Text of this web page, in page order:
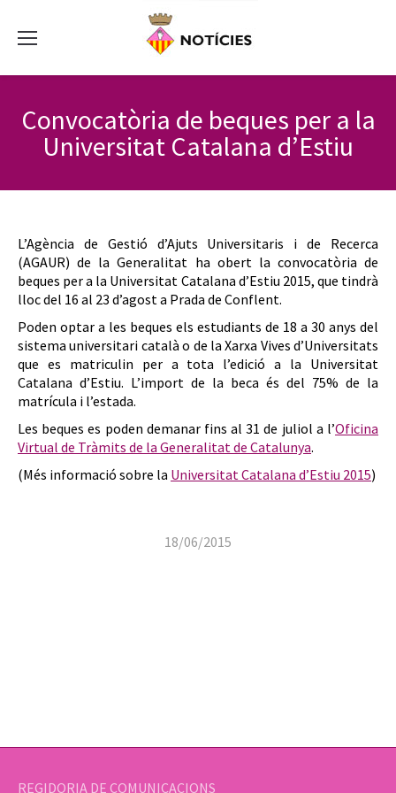
Convocatòria de beques per a la
Universitat Catalana d’Estiu
L’Agència de Gestió d’Ajuts Universitaris i de Recerca
(AGAUR) de la Generalitat ha obert la convocatòria de
beques per a la Universitat Catalana d’Estiu 2015, que tindrà
lloc del 16 al 23 d’agost a Prada de Conflent.
Poden optar a les beques els estudiants de 18 a 30 anys del
sistema universitari català o de la Xarxa Vives d’Universitats
que es matriculin per a tota l’edició a la Universitat
Catalana d’Estiu. L’import de la beca és del 75% de la
matrícula i l’estada.
Les beques es poden demanar fins al 31 de juliol a l’Oficina
Virtual de Tràmits de la Generalitat de Catalunya.
(Més informació sobre la Universitat Catalana d’Estiu 2015)
18/06/2015
REGIDORIA DE COMUNICACIONS